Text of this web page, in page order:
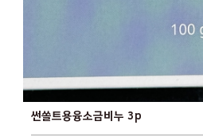
썬쏠트용융소금비누 3p